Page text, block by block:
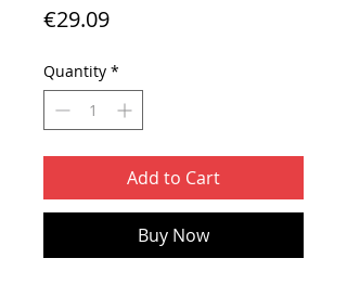
€29.09Price
Quantity *
Add to Cart
Buy Now